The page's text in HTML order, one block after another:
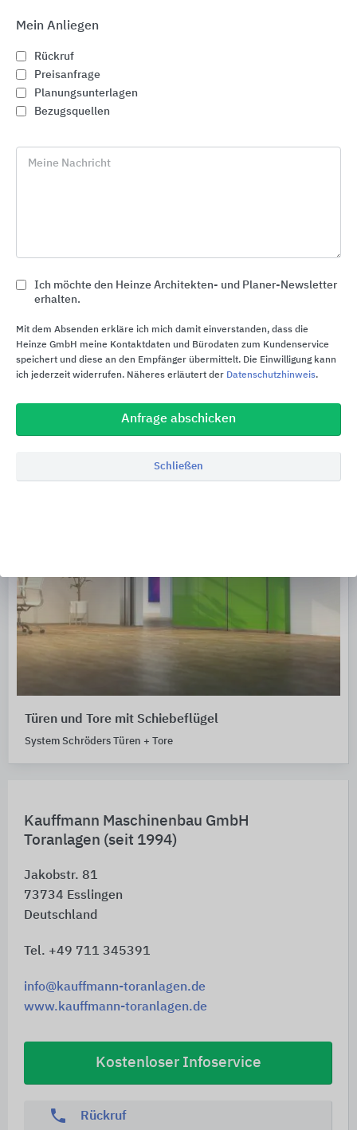
Kauffmann Maschinenbau GmbH
Toranlagen (seit 1994)
Jakobstr. 81
73734 Esslingen
Deutschland
Tel. +49 711 345391
info@kauffmann-toranlagen.de
www.kauffmann-toranlagen.de
Kostenloser Infoservice
phone Rückruf
Gewässerschutz: Abscheider und Pumpstationen
für den Erdeinbau
ACO
Türen und Tore mit Schiebeflügel
System Schröders Türen + Tore
Mein Anliegen
Rückruf
Preisanfrage
Planungsunterlagen
Bezugsquellen
Meine Nachricht
Ich möchte den Heinze Architekten- und Planer-Newsletter
erhalten.
Mit dem Absenden erkläre ich mich damit einverstanden, dass die
Heinze GmbH meine Kontaktdaten und Bürodaten zum Kundenservice
speichert und diese an den Empfänger übermittelt. Die Einwilligung kann
ich jederzeit widerrufen. Näheres erläutert der Datenschutzhinweis.
Anfrage abschicken
Schließen